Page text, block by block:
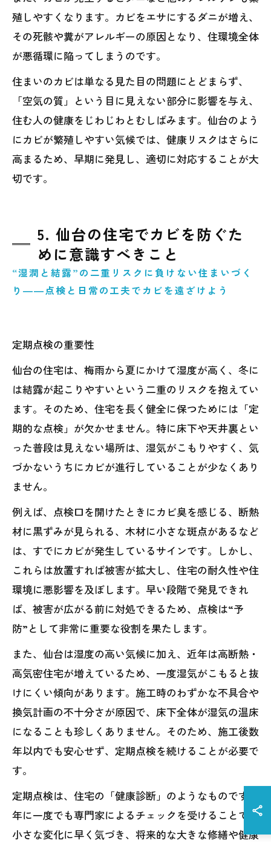
殖しやすくなります。カビをエサにするダニが増え、
その死骸や糞がアレルギーの原因となり、住環境全体
が悪循環に陥ってしまうのです。
住まいのカビは単なる見た目の問題にとどまらず、
「空気の質」という目に見えない部分に影響を与え、
住む人の健康をじわじわとむしばみます。仙台のよう
にカビが繁殖しやすい気候では、健康リスクはさらに
高まるため、早期に発見し、適切に対応することが大
切です。
5. 仙台の住宅でカビを防ぐた
めに意識すべきこと
“湿潤と結露”の二重リスクに負けない住まいづく
り――点検と日常の工夫でカビを遠ざけよう
定期点検の重要性
仙台の住宅は、梅雨から夏にかけて湿度が高く、冬に
は結露が起こりやすいという二重のリスクを抱えてい
ます。そのため、住宅を長く健全に保つためには「定
期的な点検」が欠かせません。特に床下や天井裏とい
った普段は見えない場所は、湿気がこもりやすく、気
づかないうちにカビが進行していることが少なくあり
ません。
例えば、点検口を開けたときにカビ臭を感じる、断熱
材に黒ずみが見られる、木材に小さな斑点があるなど
は、すでにカビが発生しているサインです。しかし、
これらは放置すれば被害が拡大し、住宅の耐久性や住
環境に悪影響を及ぼします。早い段階で発見できれ
ば、被害が広がる前に対処できるため、点検は“予
防”として非常に重要な役割を果たします。
また、仙台は湿度の高い気候に加え、近年は高断熱・
高気密住宅が増えているため、一度湿気がこもると抜
けにくい傾向があります。施工時のわずかな不具合や
換気計画の不十分さが原因で、床下全体が湿気の温床
になることも珍しくありません。そのため、施工後数
年以内でも安心せず、定期点検を続けることが必要で
す。
定期点検は、住宅の「健康診断」のようなものです。
年に一度でも専門家によるチェックを受けることで、
小さな変化に早く気づき、将来的な大きな修繕や健康